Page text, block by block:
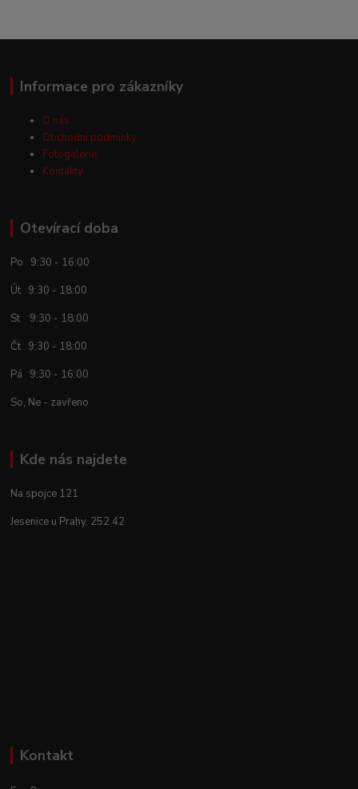
Informace pro zákazníky
O nás
Obchodní podmínky
Fotogalerie
Kontakty
Otevírací doba
Po 9:30 - 16:00
Út 9:30 - 18:00
St 9:30 - 18:00
Čt 9:30 - 18:00
Pá 9:30 - 16:00
So, Ne - zavřeno
Kde nás najdete
Na spojce 121
Jesenice u Prahy, 252 42
Kontakt